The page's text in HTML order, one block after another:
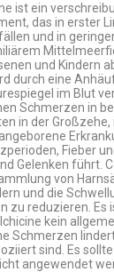
ist ein
das in erster
und in
und Kindern
durch eine
im Blut
Schmerzen in
in der Großzehe,
Fieber
Gelenken führt.
von
und die
zu reduzieren. Es
kein
Schmerzen
sind. Es
angewendet